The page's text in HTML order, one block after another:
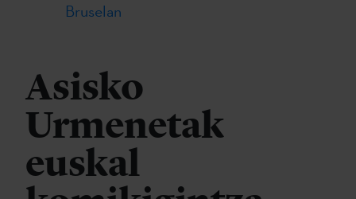
Bruselan
Asisko
Urmenetak
euskal